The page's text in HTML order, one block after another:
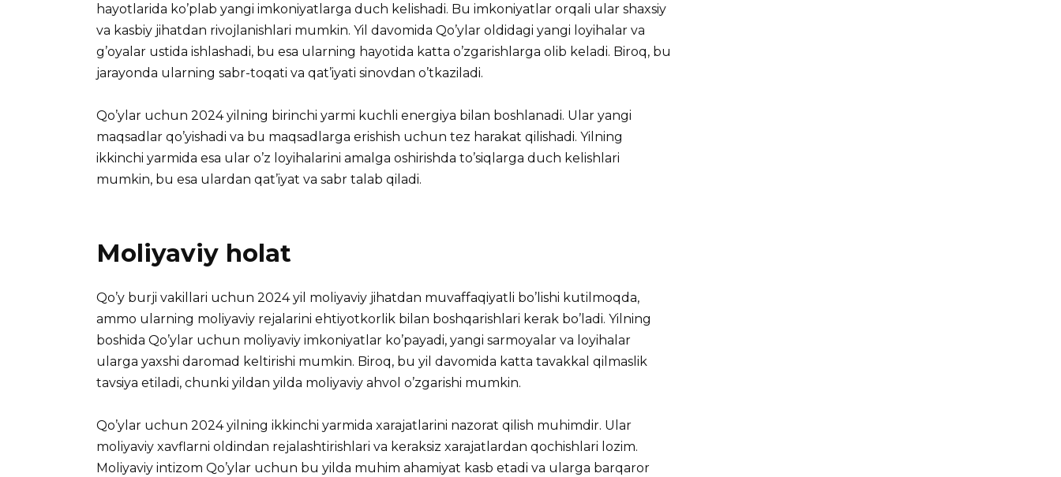
hayotlarida ko’plab yangi imkoniyatlarga duch kelishadi. Bu imkoniyatlar orqali ular shaxsiy
va kasbiy jihatdan rivojlanishlari mumkin. Yil davomida Qo’ylar oldidagi yangi loyihalar va
g’oyalar ustida ishlashadi, bu esa ularning hayotida katta o’zgarishlarga olib keladi. Biroq, bu
jarayonda ularning sabr-toqati va qat’iyati sinovdan o’tkaziladi.
Qo’ylar uchun 2024 yilning birinchi yarmi kuchli energiya bilan boshlanadi. Ular yangi
maqsadlar qo’yishadi va bu maqsadlarga erishish uchun tez harakat qilishadi. Yilning
ikkinchi yarmida esa ular o’z loyihalarini amalga oshirishda to’siqlarga duch kelishlari
mumkin, bu esa ulardan qat’iyat va sabr talab qiladi.
Moliyaviy holat
Qo’y burji vakillari uchun 2024 yil moliyaviy jihatdan muvaffaqiyatli bo’lishi kutilmoqda,
ammo ularning moliyaviy rejalarini ehtiyotkorlik bilan boshqarishlari kerak bo’ladi. Yilning
boshida Qo’ylar uchun moliyaviy imkoniyatlar ko’payadi, yangi sarmoyalar va loyihalar
ularga yaxshi daromad keltirishi mumkin. Biroq, bu yil davomida katta tavakkal qilmaslik
tavsiya etiladi, chunki yildan yilda moliyaviy ahvol o’zgarishi mumkin.
Qo’ylar uchun 2024 yilning ikkinchi yarmida xarajatlarini nazorat qilish muhimdir. Ular
moliyaviy xavflarni oldindan rejalashtirishlari va keraksiz xarajatlardan qochishlari lozim.
Moliyaviy intizom Qo’ylar uchun bu yilda muhim ahamiyat kasb etadi va ularga barqaror